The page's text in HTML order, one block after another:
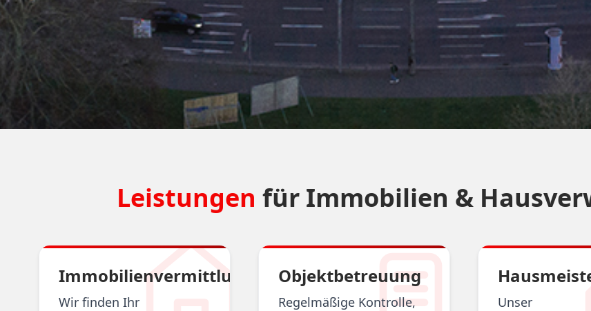
Leistungen für Immobilien &
Immobilienvermittlung
Wir finden Ihr
Objektbetreuung
Regelmäßige Kontrolle,
Unser